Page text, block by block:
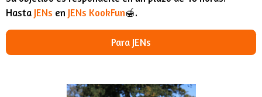
Hasta JENs en JENs KookFun🍯.
Para JENs